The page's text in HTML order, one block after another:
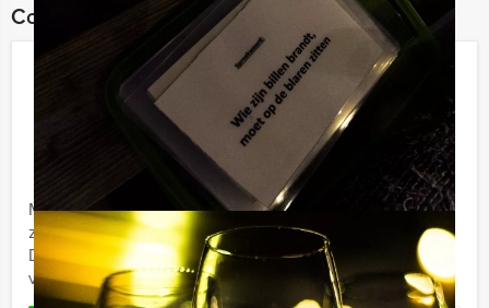
Combineer dit uitje met:
GPS Speurtocht Deventer
Vanaf€ 22,50 p.p. excl. BTW
Vanaf 12 personen ‐ 2 uur en 30 minuten
Met deze GPS Speurtocht van Holland Tour Guides
zorgen wij dat u binnen no-time de weg weet in
Deventer. Door middel van een GPS apparaat en leuke
vragen zullen wij uw ...